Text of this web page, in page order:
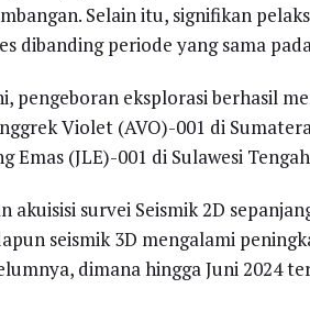
Selain itu, signifikan
dibanding periode yang sama
pengeboran eksplorasi berhasil
Violet (AVO)-001 di
Emas (JLE)-001 di Sulawesi
akuisisi survei Seismik 2D
seismik 3D mengalami
dimana hingga Juni 2024